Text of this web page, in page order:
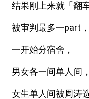
结果刚上来就「翻
被审判最多一part
一开始分宿舍，
男女各一间单人间
女生单人间被周涛